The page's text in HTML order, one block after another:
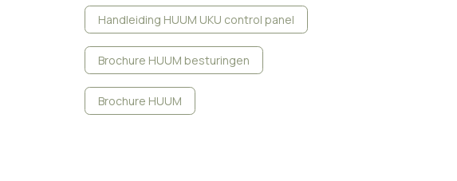
Handleiding HUUM UKU control panel
Brochure HUUM besturingen
Brochure HUUM